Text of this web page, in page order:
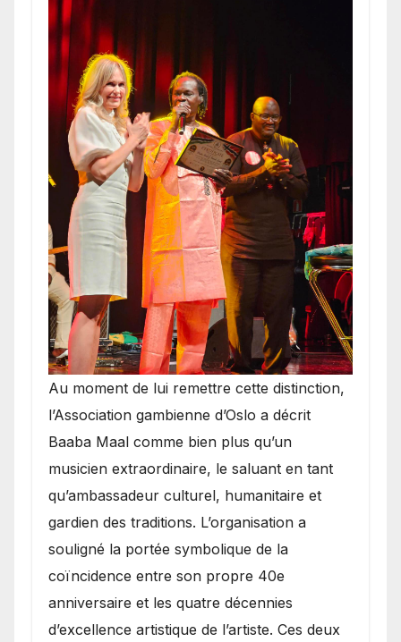
​Au moment de lui remettre cette distinction,
l’Association gambienne d’Oslo a décrit
Baaba Maal comme bien plus qu’un
musicien extraordinaire, le saluant en tant
qu’ambassadeur culturel, humanitaire et
gardien des traditions. L’organisation a
souligné la portée symbolique de la
coïncidence entre son propre 40e
anniversaire et les quatre décennies
d’excellence artistique de l’artiste. Ces deux